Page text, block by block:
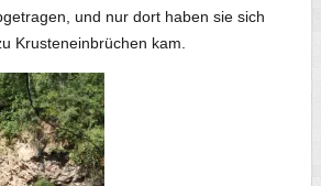
und nur dort haben sie sich
Krusteneinbrüchen kam.